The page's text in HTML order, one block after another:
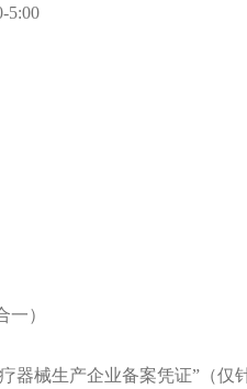
5:00
）
器械生产企业备案凭证” （仅